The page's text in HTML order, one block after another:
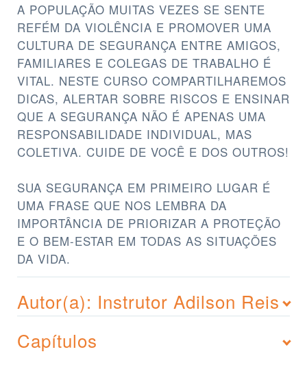
A POPULAÇÃO MUITAS VEZES SE SENTE
REFÉM DA VIOLÊNCIA E PROMOVER UMA
CULTURA DE SEGURANÇA ENTRE AMIGOS,
FAMILIARES E COLEGAS DE TRABALHO É
VITAL. NESTE CURSO COMPARTILHAREMOS
DICAS, ALERTAR SOBRE RISCOS E ENSINAR
QUE A SEGURANÇA NÃO É APENAS UMA
RESPONSABILIDADE INDIVIDUAL, MAS
COLETIVA. CUIDE DE VOCÊ E DOS OUTROS!
SUA SEGURANÇA EM PRIMEIRO LUGAR É
UMA FRASE QUE NOS LEMBRA DA
IMPORTÂNCIA DE PRIORIZAR A PROTEÇÃO
E O BEM-ESTAR EM TODAS AS SITUAÇÕES
DA VIDA.
Autor(a): Instrutor Adilson Reis
Capítulos